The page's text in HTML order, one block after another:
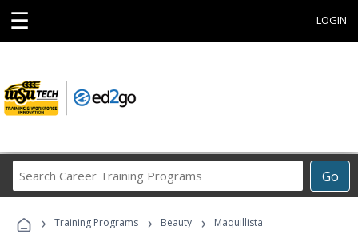
☰ LOGIN
Go
Career
Programs
› Training Programs › Beauty › Maquillista